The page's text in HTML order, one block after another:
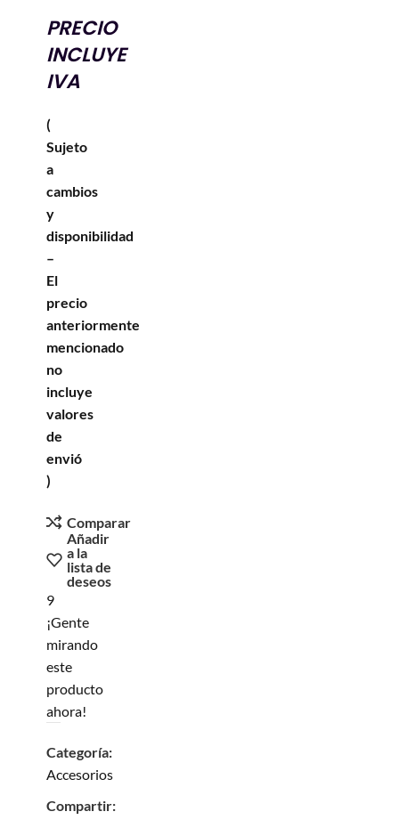
PRECIO
INCLUYE
IVA
(
Sujeto
a
cambios
y
disponibilidad
–
El
precio
anteriormente
mencionado
no
incluye
valores
de
envió
)
Comparar
Añadir
a la
lista de
deseos
9
¡Gente
mirando
este
producto
ahora!
Categoría:
Accesorios
Compartir: